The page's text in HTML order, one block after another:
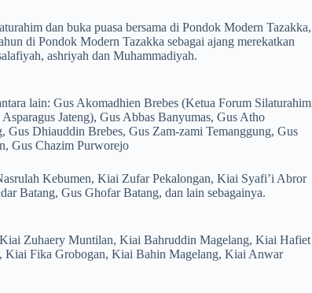
dan buka puasa bersama di Pondok Modern Tazakka,
di Pondok Modern Tazakka sebagai ajang merekatkan
ashriyah dan Muhammadiyah.
lain: Gus Akomadhien Brebes (Ketua Forum Silaturahim
Jateng), Gus Abbas Banyumas, Gus Atho
Dhiauddin Brebes, Gus Zam-zami Temanggung, Gus
Gus Chazim Purworejo
Kebumen, Kiai Zufar Pekalongan, Kiai Syafi’i Abror
Batang, Gus Ghofar Batang, dan lain sebagainya.
Zuhaery Muntilan, Kiai Bahruddin Magelang, Kiai Hafiet
Kiai Fika Grobogan, Kiai Bahin Magelang, Kiai Anwar